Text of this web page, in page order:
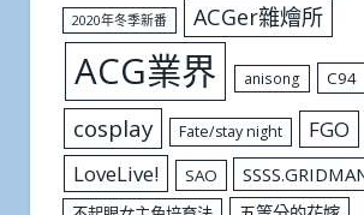
2020年冬季新番 ACGer雜燴所
ACG業界 anisong C94
cosplay Fate/stay night FGO
LoveLive! SAO